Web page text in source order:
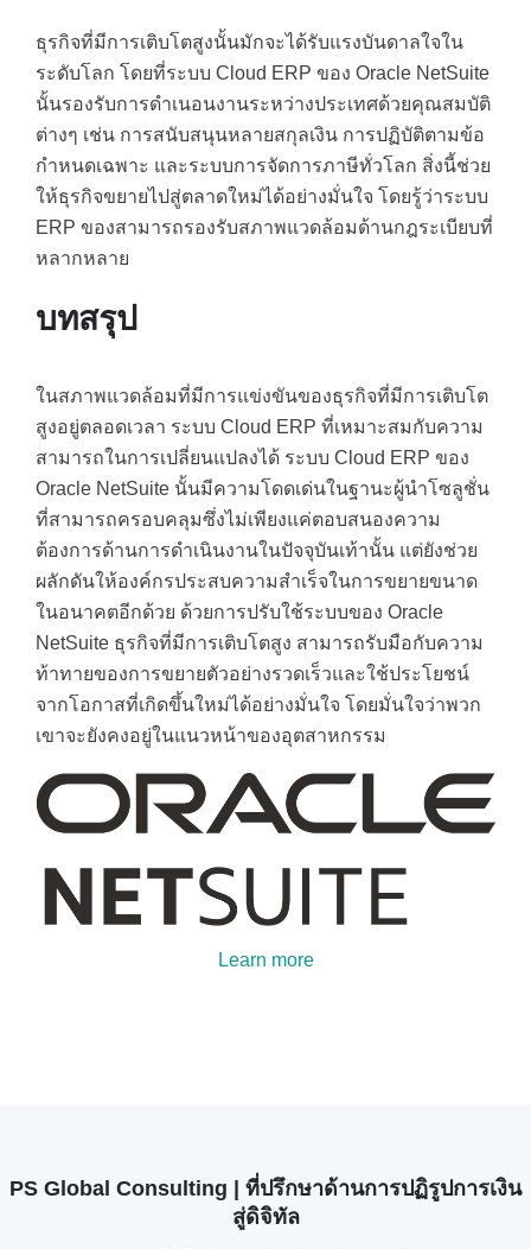
ธุรกิจที่มีการเติบโตสูงนั้นมักจะได้รับแรงบันดาลใจใน
ระดับโลก โดยที่ระบบ Cloud ERP ของ Oracle NetSuite
นั้นรองรับการดำเนอนงานระหว่างประเทศด้วยคุณสมบัติ
ต่างๆ เช่น การสนับสนุนหลายสกุลเงิน การปฏิบัติตามข้อ
กำหนดเฉพาะ และระบบการจัดการภาษีทั่วโลก สิ่งนี้ช่วย
ให้ธุรกิจขยายไปสู่ตลาดใหม่ได้อย่างมั่นใจ โดยรู้ว่าระบบ
ERP ของสามารถรองรับสภาพแวดล้อมด้านกฎระเบียบที่
หลากหลาย
บทสรุป
ในสภาพแวดล้อมที่มีการแข่งขันของธุรกิจที่มีการเติบโต
สูงอยู่ตลอดเวลา ระบบ Cloud ERP ที่เหมาะสมกับความ
สามารถในการเปลี่ยนแปลงได้ ระบบ Cloud ERP ของ
Oracle NetSuite นั้นมีความโดดเด่นในฐานะผู้นำโซลูชั่น
ที่สามารถครอบคลุมซึ่งไม่เพียงแค่ตอบสนองความ
ต้องการด้านการดำเนินงานในปัจจุบันเท้านั้น แต่ยังช่วย
ผลักดันให้องค์กรประสบความสำเร็จในการขยายขนาด
ในอนาคตอีกด้วย ด้วยการปรับใช้ระบบของ Oracle
NetSuite ธุรกิจที่มีการเติบโตสูง สามารถรับมือกับความ
ท้าทายของการขยายตัวอย่างรวดเร็วและใช้ประโยชน์
จากโอกาสที่เกิดขึ้นใหม่ได้อย่างมั่นใจ โดยมั่นใจว่าพวก
เขาจะยังคงอยู่ในแนวหน้าของอุตสาหกรรม
Learn more
PS Global Consulting | ที่ปรึกษาด้านการปฏิรูปการเงิน
สู่ดิจิทัล